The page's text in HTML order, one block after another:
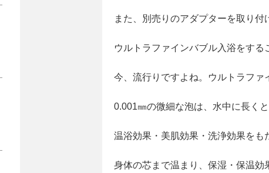
また、別売りのアダプターを取り付
ウルトラファインバブル入浴をする
今、流行りですよね。ウルトラファ
0.001㎜の微細な泡は、水中に長く
温浴効果・美肌効果・洗浄効果をも
身体の芯まで温まり、保湿・保温効